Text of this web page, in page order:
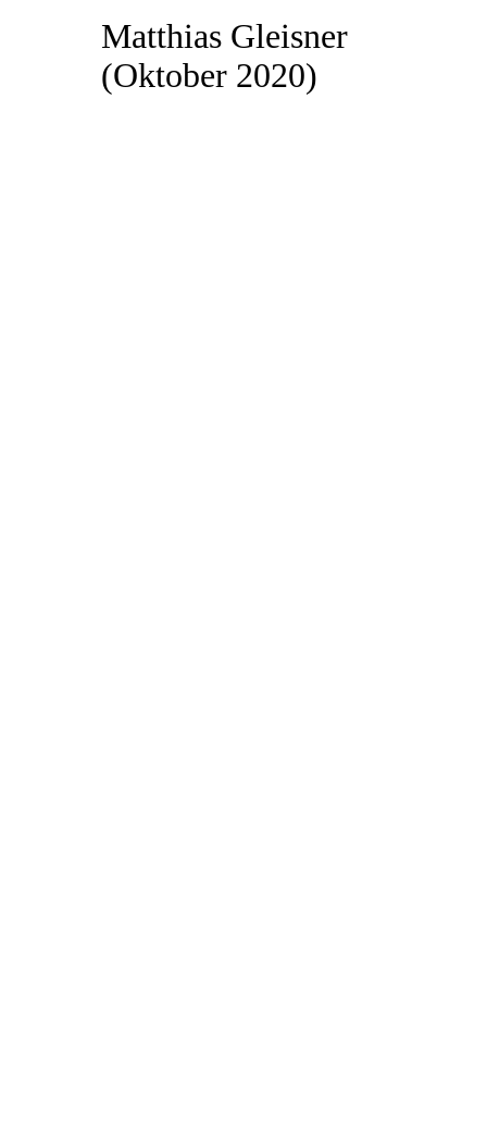
Matthias Gleisner
(Oktober 2020)